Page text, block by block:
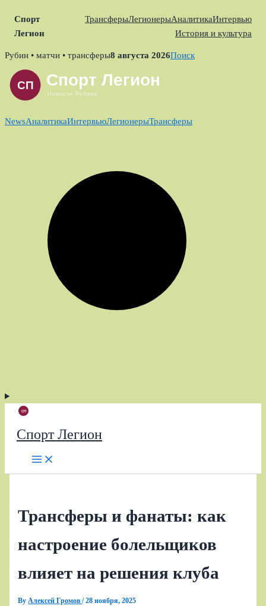
Спорт
Легион
ТрансферыЛегионерыАналитикаИнтервью
История и культура
Skip
content
Рубин • матчи • трансферы8 августа 2026Поиск
NewsАналитикаИнтервьюЛегионерыТрансферы
Спорт Легион
Трансферы и фанаты: как
настроение болельщиков
влияет на решения клуба
ByАлексей Громов/28 ноября, 2025